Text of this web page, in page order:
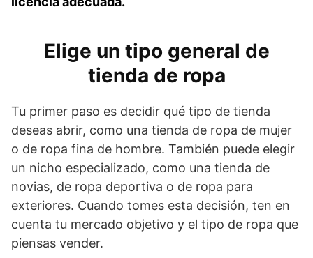
Elige un tipo general de
tienda de ropa
Tu primer paso es decidir qué tipo de tienda
deseas abrir, como una tienda de ropa de mujer
o de ropa fina de hombre. También puede elegir
un nicho especializado, como una tienda de
novias, de ropa deportiva o de ropa para
exteriores. Cuando tomes esta decisión, ten en
cuenta tu mercado objetivo y el tipo de ropa que
piensas vender.